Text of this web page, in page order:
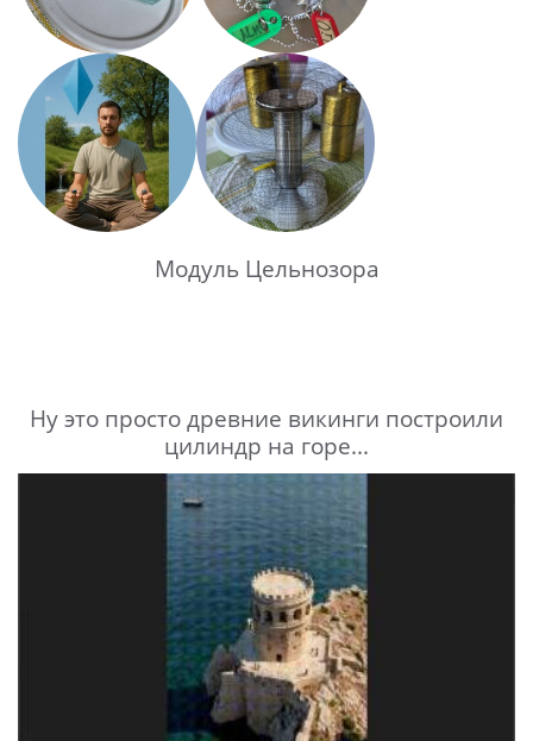
Модуль Цельнозора
Ну это просто древние викинги построили
цилиндр на горе...